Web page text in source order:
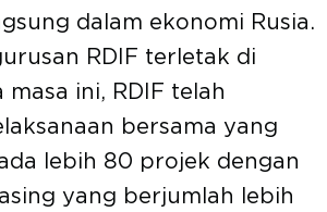
dalam ekonomi Rusia.
RDIF terletak di
masa ini, RDIF telah
bersama yang
lebih 80 projek dengan
yang berjumlah lebih